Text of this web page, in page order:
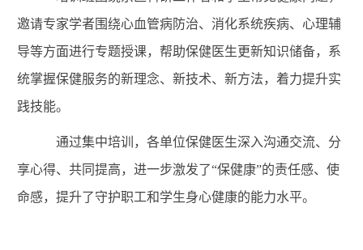
邀请专家学者围绕心血管病防治、消化系统疾病、心理辅
导等方面进行专题授课， 帮助保健医生更新知识储备， 系
统掌握保健服务的新理念、新技术、新方法，着力提升实
践技能。
通过集中培训， 各单位保健医生深入沟通交流、 分
享心得、 共同提高， 进一步激发了“保健康”的责任感、 使
命感， 提升了守护职工和学生身心健康的能力水平。